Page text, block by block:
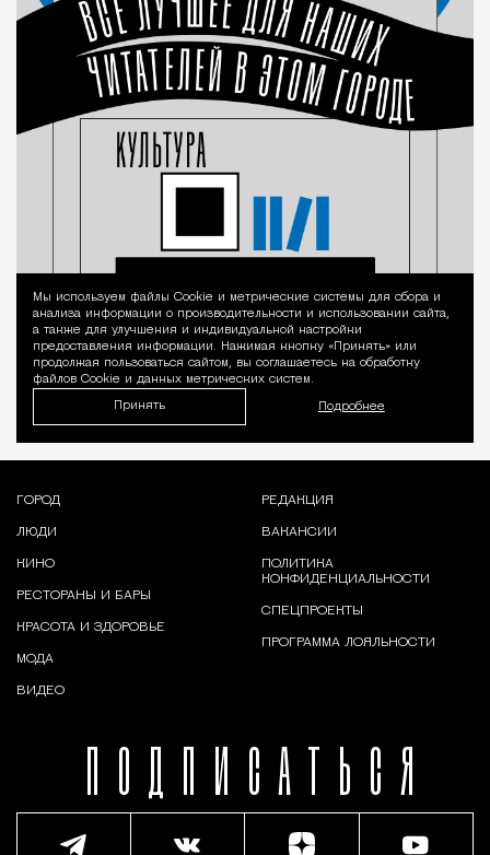
Уведомление
Мы используем файлы Сookie и метрические системы для сбора и
анализа информации о производительности и использовании сайта,
а также для улучшения и индивидуальной настройки
предоставления информации. Нажимая кнопку «Принять» или
продолжая пользоваться сайтом, вы соглашаетесь на обработку
файлов Cookie и данных метрических систем.
Принять Подробнее
ПОДПИСАТЬСЯ
ГОРОД
ЛЮДИ
КИНО
РЕСТОРАНЫ И БАРЫ
КРАСОТА И ЗДОРОВЬЕ
МОДА
ВИДЕО
РЕДАКЦИЯ
ВАКАНСИИ
ПОЛИТИКА
КОНФИДЕНЦИАЛЬНОСТИ
СПЕЦПРОЕКТЫ
ПРОГРАММА ЛОЯЛЬНОСТИ